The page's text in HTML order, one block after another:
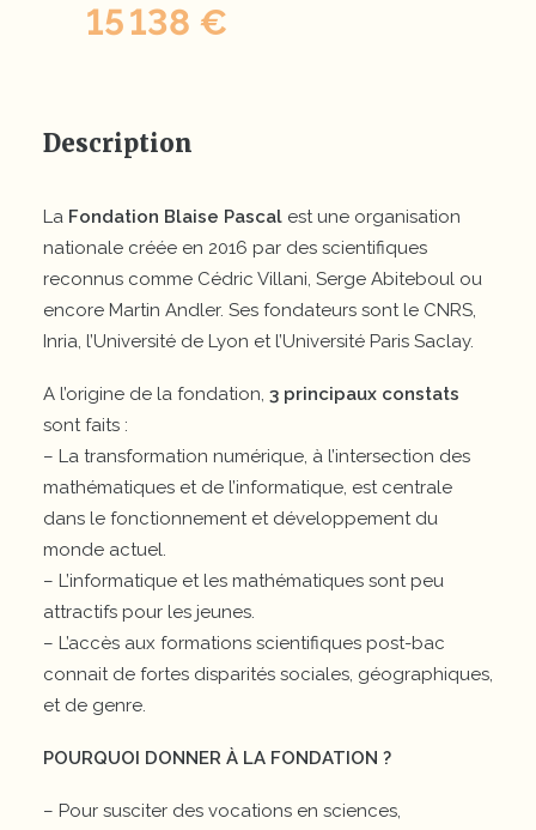
15 138 €
Description
La Fondation Blaise Pascal est une organisation
nationale créée en 2016 par des scientifiques
reconnus comme Cédric Villani, Serge Abiteboul ou
encore Martin Andler. Ses fondateurs sont le CNRS,
Inria, l’Université de Lyon et l’Université Paris Saclay.
A l’origine de la fondation, 3 principaux constats
sont faits :
– La transformation numérique, à l’intersection des
mathématiques et de l’informatique, est centrale
dans le fonctionnement et développement du
monde actuel.
– L’informatique et les mathématiques sont peu
attractifs pour les jeunes.
– L’accès aux formations scientifiques post-bac
connait de fortes disparités sociales, géographiques,
et de genre.
POURQUOI DONNER À LA FONDATION ?
– Pour susciter des vocations en sciences,